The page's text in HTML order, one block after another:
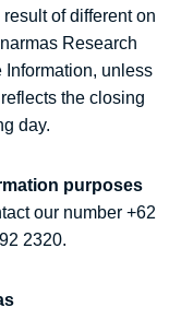
of different on
Research
Information, unless
the closing
day.
purposes
our number +62
2320.